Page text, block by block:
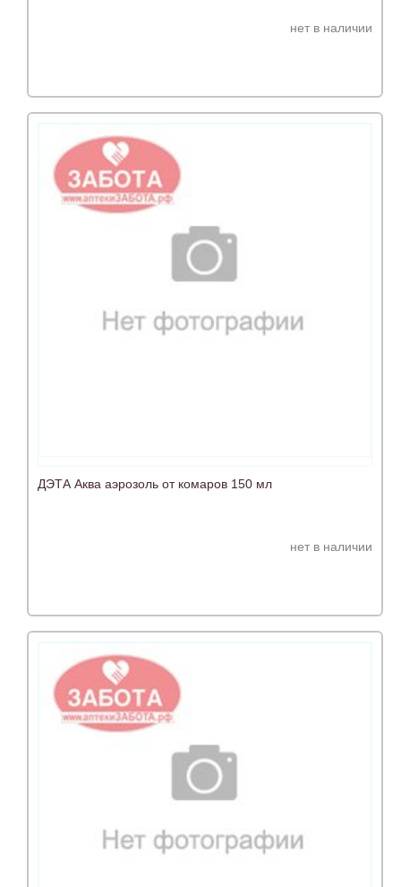
нет в наличии
ДЭТА Аква аэрозоль от комаров 150 мл
нет в наличии